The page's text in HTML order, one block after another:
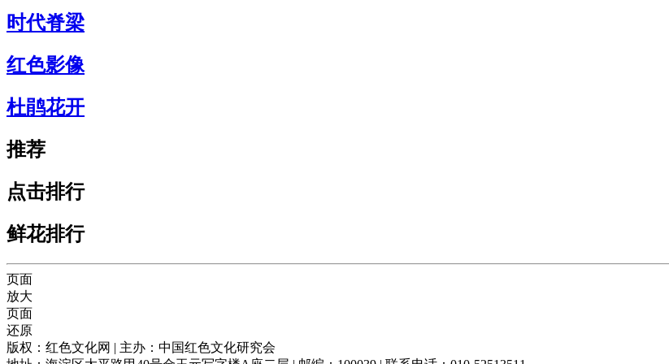
时代脊梁
红色影像
杜鹃花开
推荐
点击排行
鲜花排行
页面
放大
页面
还原
版权：红色文化网 | 主办：中国红色文化研究会